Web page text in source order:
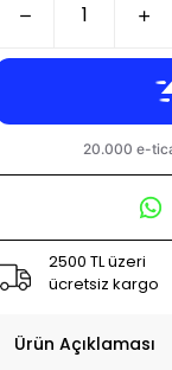
2500 TL üzeri
ücretsiz kargo
Ürün Açıklaması